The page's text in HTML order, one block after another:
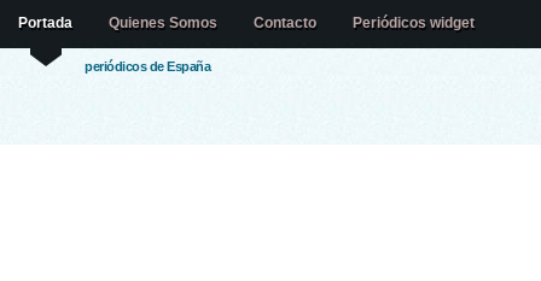
periódicos de España
Portada Quienes Somos Contacto Periódicos widget